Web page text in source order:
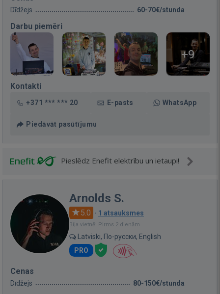
Dīdžejs 60-70€/stunda
Darbu piemēri
+9
Kontakti
+371 *** *** 20 E-pasts WhatsApp
Piedāvāt pasūtījumu
Pieslēdz Enefit elektrību un ietaupi!
Arnolds S.
5.0 · 1 atsauksmes
Bija vietnē: Pirms 2 dienām
Latviski, По-русски, English
PRO
Cenas
Dīdžejs 80-150€/stunda